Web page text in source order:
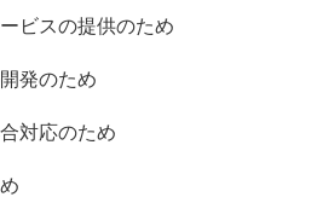
ビスの提供のため
発のため
対応のため